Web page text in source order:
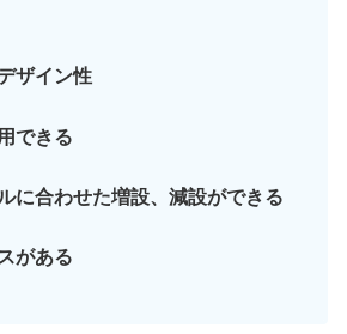
ザイン性
できる
に合わせた増設、減設ができる
がある